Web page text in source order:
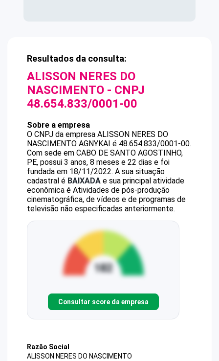
Resultados da consulta:
ALISSON NERES DO
NASCIMENTO - CNPJ
48.654.833/0001-00
Sobre a empresa
O CNPJ da empresa ALISSON NERES DO
NASCIMENTO AGNYKAI é 48.654.833/0001-00.
Com sede em CABO DE SANTO AGOSTINHO,
PE, possui 3 anos, 8 meses e 22 dias e foi
fundada em 18/11/2022. A sua situação
cadastral é BAIXADA e sua principal atividade
econômica é Atividades de pós-produção
cinematográfica, de vídeos e de programas de
televisão não especificadas anteriormente.
Consultar score da empresa
Razão Social
ALISSON NERES DO NASCIMENTO